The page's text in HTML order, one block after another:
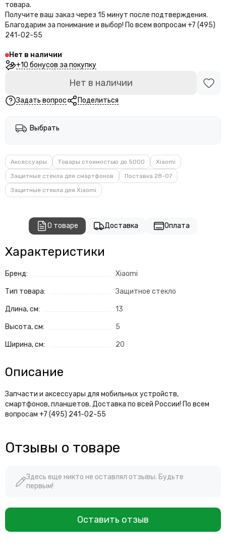
товара.
Получите ваш заказ через 15 минут после подтверждения.
Благодарим за понимание и выбор! По всем вопросам +7 (495)
241-02-55
Нет в наличии
+10 бонусов за покупку
Нет в наличии
Задать вопрос Поделиться
Выбрать
Аксессуары Товары стоимостью до 5000
Xiaomi
Защитные стекла для смартфонов
Поставка 28-07
Защитные стекла для Xiaomi
О товаре Доставка Оплата
Характеристики
Бренд: Xiaomi
Тип товара: Защитное стекло
Длина, см: 13
Высота, см: 5
Ширина, см: 20
Описание
Запчасти и аксессуары для мобильных устройств,
смартфонов, планшетов. Доставка по всей России! По всем
вопросам +7 (495) 241-02-55
Отзывы о товаре
Здесь еще никто не оставлял отзывы. Будьте
первым!
Оставить отзыв